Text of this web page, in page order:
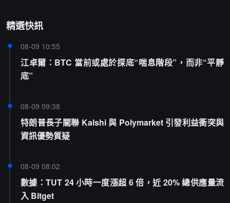
精選快訊
08-09 10:55
江卓爾：BTC 當前或處於探底“喘息階段”，而非“平靜
底”
08-09 09:38
特朗普長子關聯 Kalshi 與 Polymarket 引發利益衝突與
資訊優勢質疑
08-09 08:02
數據：TUT 24 小時一度漲超 6 倍，近 20% 總供應量流
入 Bitget